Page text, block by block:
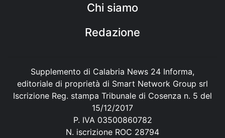
Chi siamo
Redazione
Supplemento di Calabria News 24 Informa,
editoriale di proprietà di Smart Network Group srl
Iscrizione Reg. stampa Tribunale di Cosenza n. 5 del
15/12/2017
P. IVA 03500860782
N. iscrizione ROC 28794